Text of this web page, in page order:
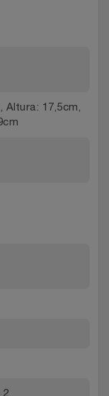
Altura: 17,5cm,
2